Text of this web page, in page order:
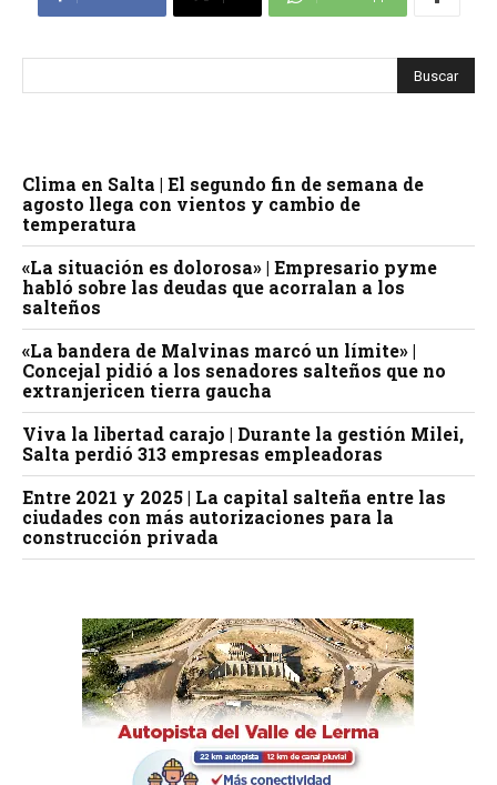
Clima en Salta | El segundo fin de semana de
agosto llega con vientos y cambio de
temperatura
«La situación es dolorosa» | Empresario pyme
habló sobre las deudas que acorralan a los
salteños
«La bandera de Malvinas marcó un límite» |
Concejal pidió a los senadores salteños que no
extranjericen tierra gaucha
Viva la libertad carajo | Durante la gestión Milei,
Salta perdió 313 empresas empleadoras
Entre 2021 y 2025 | La capital salteña entre las
ciudades con más autorizaciones para la
construcción privada